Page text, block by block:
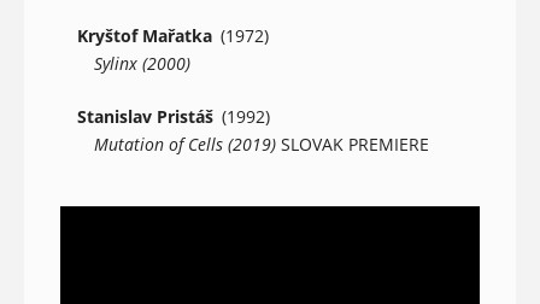
Kryštof Mařatka (1972)
Sylinx (2000)
Stanislav Pristáš (1992)
Mutation of Cells (2019) SLOVAK PREMIERE